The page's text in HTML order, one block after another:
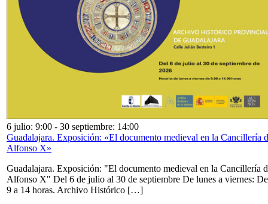
6 julio: 9:00 - 30 septiembre: 14:00
Guadalajara. Exposición: «El documento medieval en la Cancillería
Alfonso X»
Guadalajara. Exposición: "El documento medieval en la Cancillería
Alfonso X" Del 6 de julio al 30 de septiembre De lunes a viernes: De
9 a 14 horas. Archivo Histórico […]